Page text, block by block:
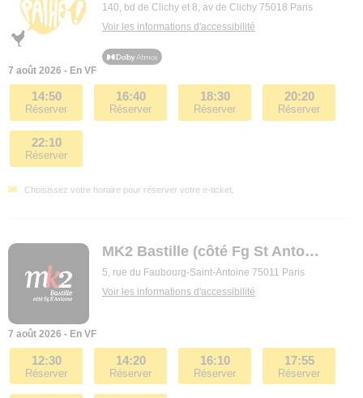
140, bd de Clichy et 8, av de Clichy 75018 Paris
Voir les informations d'accessibilité
7 août 2026 - En VF
14:50
Réserver
16:40
Réserver
18:30
Réserver
20:20
Réserver
22:10
Réserver
Choisissez votre horaire pour réserver votre e-ticket.
MK2 Bastille (côté Fg St Antoine)
5, rue du Faubourg-Saint-Antoine 75011 Paris
Voir les informations d'accessibilité
7 août 2026 - En VF
12:30
Réserver
14:20
Réserver
16:10
Réserver
17:55
Réserver